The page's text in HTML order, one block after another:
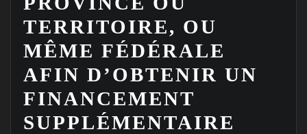
TERRITOIRE, OU
MÊME FÉDÉRALE
AFIN D’OBTENIR UN
FINANCEMENT
SUPPLÉMENTAIRE